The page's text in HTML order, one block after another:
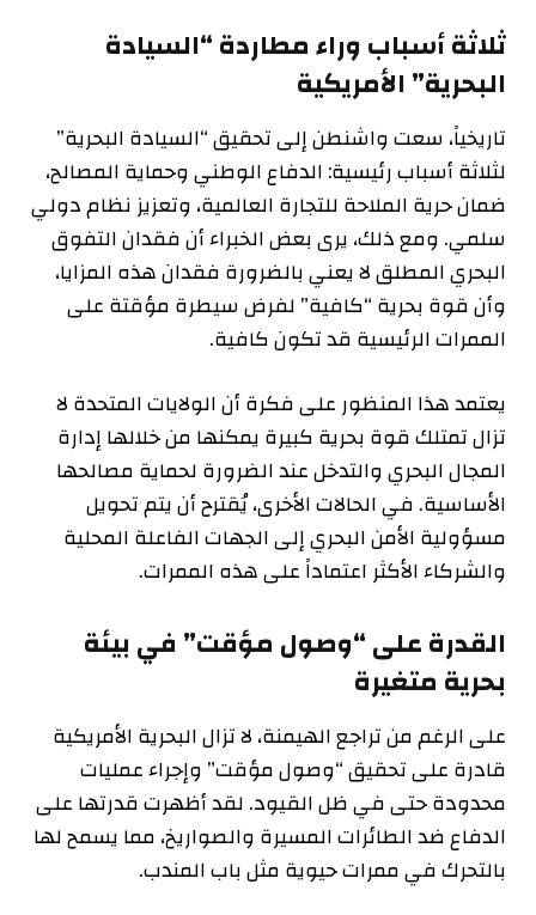
ثلاثة أسباب وراء مطاردة “السيادة
البحرية” الأمريكية
تاريخياً، سعت واشنطن إلى تحقيق “السيادة البحرية”
لثلاثة أسباب رئيسية: الدفاع الوطني وحماية المصالح،
ضمان حرية الملاحة للتجارة العالمية، وتعزيز نظام دولي
سلمي. ومع ذلك، يرى بعض الخبراء أن فقدان التفوق
البحري المطلق لا يعني بالضرورة فقدان هذه المزايا،
وأن قوة بحرية “كافية” لفرض سيطرة مؤقتة على
الممرات الرئيسية قد تكون كافية.
يعتمد هذا المنظور على فكرة أن الولايات المتحدة لا
تزال تمتلك قوة بحرية كبيرة يمكنها من خلالها إدارة
المجال البحري والتدخل عند الضرورة لحماية مصالحها
الأساسية. في الحالات الأخرى، يُقترح أن يتم تحويل
مسؤولية الأمن البحري إلى الجهات الفاعلة المحلية
والشركاء الأكثر اعتماداً على هذه الممرات.
القدرة على “وصول مؤقت” في بيئة
بحرية متغيرة
على الرغم من تراجع الهيمنة، لا تزال البحرية الأمريكية
قادرة على تحقيق “وصول مؤقت” وإجراء عمليات
محدودة حتى في ظل القيود. لقد أظهرت قدرتها على
الدفاع ضد الطائرات المسيرة والصواريخ، مما يسمح لها
بالتحرك في ممرات حيوية مثل باب المندب.